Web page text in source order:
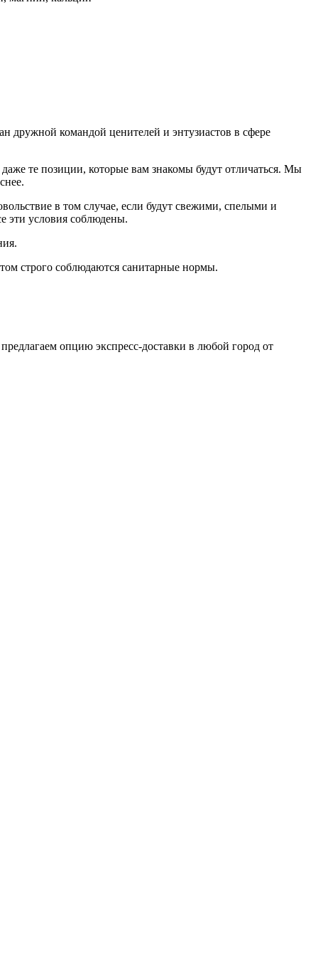
дружной командой ценителей и энтузиастов в сфере
те позиции, которые вам знакомы будут отличаться. Мы
в том случае, если будут свежими, cпелыми и
эти условия соблюдены.
строго соблюдаются санитарные нормы.
опцию экспресс-доставки в любой город от